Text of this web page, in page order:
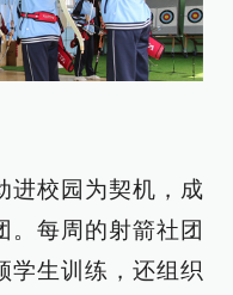
进校园为契机，成
。每周的射箭社团
学生训练，还组织